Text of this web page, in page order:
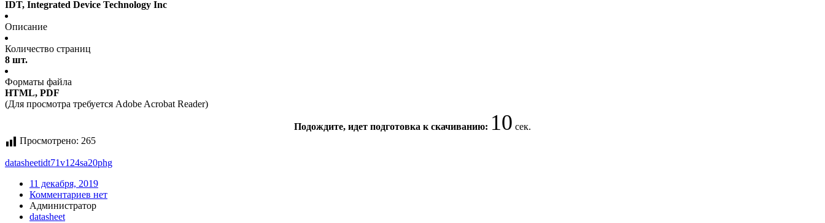
IDT, Integrated Device Technology Inc
Описание
Количество страниц
8 шт.
Форматы файла
HTML, PDF
(Для просмотра требуется Adobe Acrobat Reader)
Подождите, идет подготовка к скачиванию:9сек.
Просмотрено: 265
datasheetidt71v124sa20phg
11 декабря, 2019
Комментариев нет
Администратор
datasheet